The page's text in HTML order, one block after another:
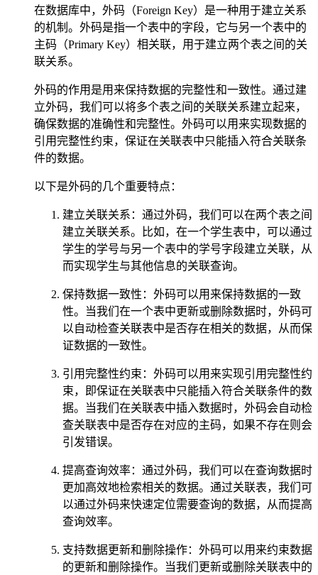
在数据库中，外码（Foreign Key）是一种用于建立关系
的机制。外码是指一个表中的字段，它与另一个表中的
主码（Primary Key）相关联，用于建立两个表之间的关
联关系。
外码的作用是用来保持数据的完整性和一致性。通过建
立外码，我们可以将多个表之间的关联关系建立起来，
确保数据的准确性和完整性。外码可以用来实现数据的
引用完整性约束，保证在关联表中只能插入符合关联条
件的数据。
以下是外码的几个重要特点：
建立关联关系：通过外码，我们可以在两个表之间
建立关联关系。比如，在一个学生表中，可以通过
学生的学号与另一个表中的学号字段建立关联，从
而实现学生与其他信息的关联查询。
保持数据一致性：外码可以用来保持数据的一致
性。当我们在一个表中更新或删除数据时，外码可
以自动检查关联表中是否存在相关的数据，从而保
证数据的一致性。
引用完整性约束：外码可以用来实现引用完整性约
束，即保证在关联表中只能插入符合关联条件的数
据。当我们在关联表中插入数据时，外码会自动检
查关联表中是否存在对应的主码，如果不存在则会
引发错误。
提高查询效率：通过外码，我们可以在查询数据时
更加高效地检索相关的数据。通过关联表，我们可
以通过外码来快速定位需要查询的数据，从而提高
查询效率。
支持数据更新和删除操作：外码可以用来约束数据
的更新和删除操作。当我们更新或删除关联表中的